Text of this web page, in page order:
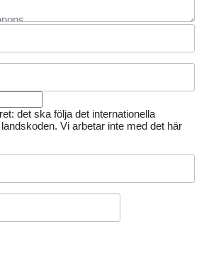
det ska följa det internationella
Vi arbetar inte med det här